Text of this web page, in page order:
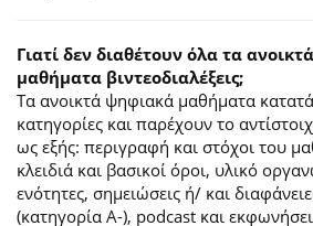
Γιατί δεν διαθέτουν όλα τα
μαθήματα βιντεοδιαλέξεις;
Τα ανοικτά ψηφιακά μαθήματα
κατηγορίες και παρέχουν το
ως εξής: περιγραφή και στόχοι του
κλειδιά και βασικοί όροι, υλικό
ενότητες, σημειώσεις ή/ και
(κατηγορία Α-), podcast και